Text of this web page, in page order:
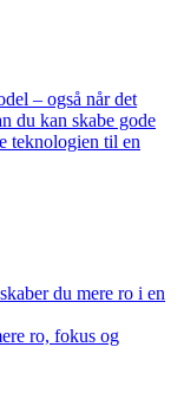
– også når det
du kan skabe gode
teknologien til en
du mere ro i en
ro, fokus og